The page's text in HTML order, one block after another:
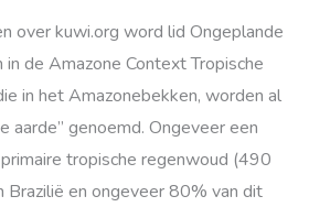
over kuwi.org word lid Ongeplande
de Amazone Context Tropische
in het Amazonebekken, worden al
aarde” genoemd. Ongeveer een
tropische regenwoud (490
Brazilië en ongeveer 80% van dit